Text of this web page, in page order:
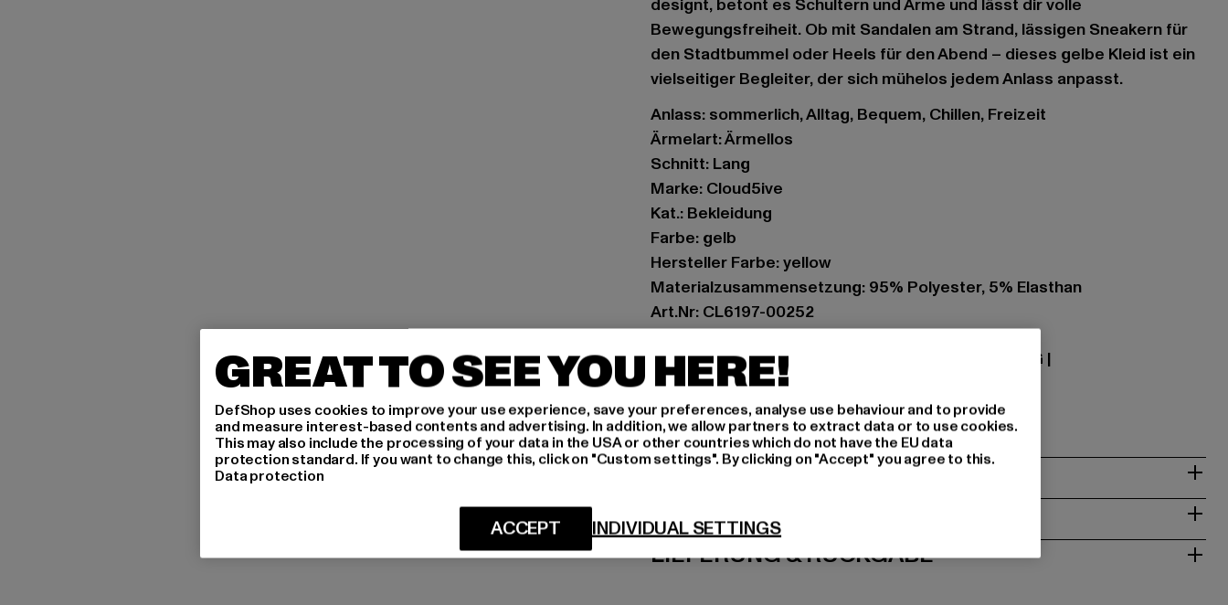
designt, betont es Schultern und Arme und lässt dir volle
Bewegungsfreiheit. Ob mit Sandalen am Strand, lässigen Sneakern für
den Stadtbummel oder Heels für den Abend – dieses gelbe Kleid ist ein
vielseitiger Begleiter, der sich mühelos jedem Anlass anpasst.
Anlass: sommerlich, Alltag, Bequem, Chillen, Freizeit
Ärmelart: Ärmellos
Schnitt: Lang
Marke: Cloud5ive
Kat.: Bekleidung
Farbe: gelb
Hersteller Farbe: yellow
Materialzusammensetzung: 95% Polyester, 5% Elasthan
Art.Nr: CL6197-00252
Hersteller: Styleboom Textilhandels GmbH & Co. KG |
info@77onlineshop.eu
Am Kapellhof 22 | 47608 Geldern | DE
GRÖSSE & PASSFORM
PFLEGEHINWEISE
LIEFERUNG & RÜCKGABE
GREAT TO SEE YOU HERE!
DefShop uses cookies to improve your use experience, save your preferences, analyse use behaviour and to provide
and measure interest-based contents and advertising. In addition, we allow partners to extract data or to use cookies.
This may also include the processing of your data in the USA or other countries which do not have the EU data
protection standard. If you want to change this, click on "Custom settings". By clicking on "Accept" you agree to this.
Data protection
INDIVIDUAL SETTINGS
ACCEPT